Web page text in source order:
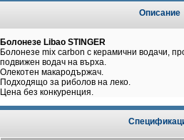
Описание
Болонезе Libao STINGER
Болонезе mix carbon с керамични водачи,
подвижен водач на върха.
Олекотен макародържач.
Подходящо за риболов на леко.
Цена без конкуренция.